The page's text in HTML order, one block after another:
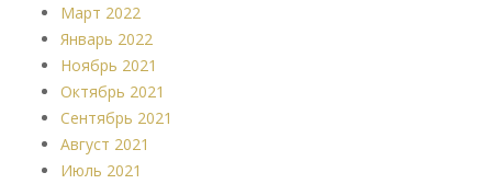
Март 2022
Январь 2022
Ноябрь 2021
Октябрь 2021
Сентябрь 2021
Август 2021
Июль 2021